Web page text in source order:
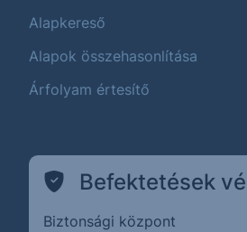
Alapkereső
Alapok összehasonlítása
Árfolyam értesítő
Befektetések
Biztonsági központ